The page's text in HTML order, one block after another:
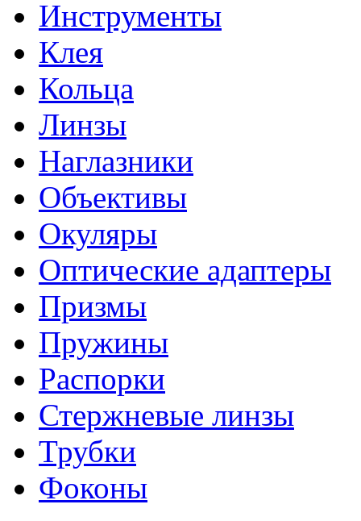
Инструменты
Клея
Кольца
Линзы
Наглазники
Объективы
Окуляры
Оптические адаптеры
Призмы
Пружины
Распорки
Стержневые линзы
Трубки
Фоконы